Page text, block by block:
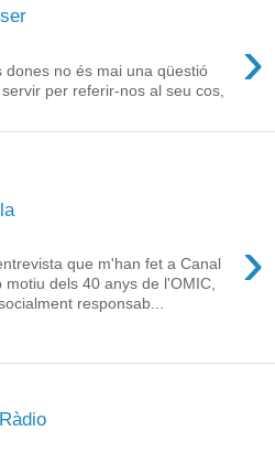
›
no és mai una qüestió
per referir-nos al seu cos,
›
que m'han fet a Canal
motiu dels 40 anys de l'OMIC,
responsab...